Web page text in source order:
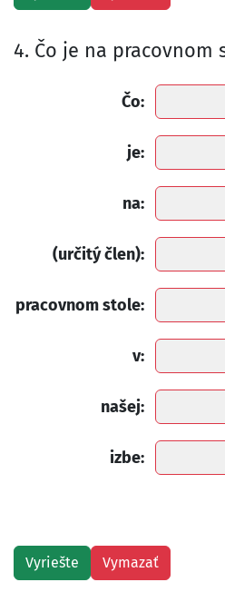
4. Čo je na pracovnom
Čo:
je:
na:
(určitý člen):
pracovnom stole:
v:
našej:
izbe: